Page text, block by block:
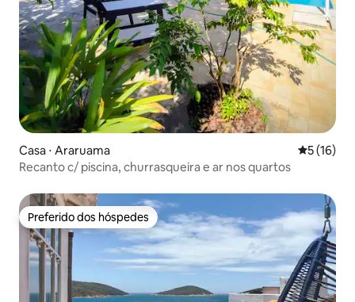
Casa ⋅ Araruama 5 de uma
5 (16)
Recanto c/ piscina, churrasqueira e ar nos quartos
Preferido dos hóspedes
Preferido dos hóspedes